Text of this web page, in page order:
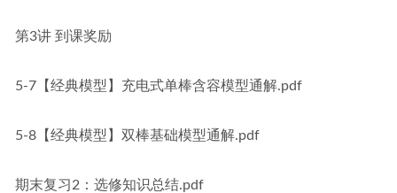
第3讲 到课奖励
5-7【经典模型】充电式单棒含容模型通解.pdf
5-8【经典模型】双棒基础模型通解.pdf
期末复习2：选修知识总结.pdf